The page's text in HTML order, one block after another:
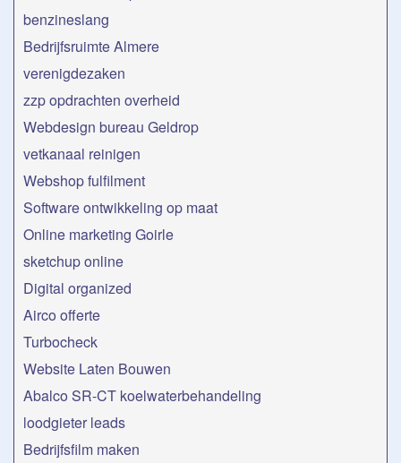
benzineslang
Bedrijfsruimte Almere
verenigdezaken
zzp opdrachten overheid
Webdesign bureau Geldrop
vetkanaal reinigen
Webshop fulfilment
Software ontwikkeling op maat
Online marketing Goirle
sketchup online
Digital organized
Airco offerte
Turbocheck
Website Laten Bouwen
Abalco SR-CT koelwaterbehandeling
loodgieter leads
Bedrijfsfilm maken